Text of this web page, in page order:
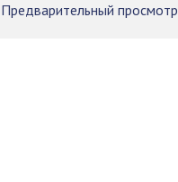
Предварительный просмотр